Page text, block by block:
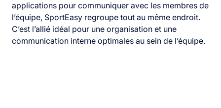
applications pour communiquer avec les membres de
l’équipe, SportEasy regroupe tout au même endroit.
C’est l’allié idéal pour une organisation et une
communication interne optimales au sein de l’équipe.